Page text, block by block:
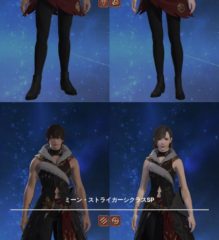
ミーン・ストライカーシクラスSP